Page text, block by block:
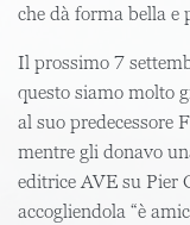
che dà forma bella e
Il prossimo 7
questo siamo molto
al suo predecessore
mentre gli donavo
editrice AVE su Pier
accogliendola “è